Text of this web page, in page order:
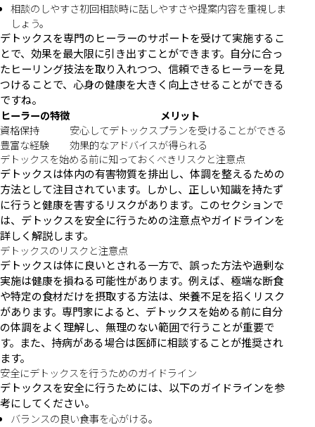
相談のしやすさ初回相談時に話しやすさや提案内容を重視しま
しょう。
デトックスを専門のヒーラーのサポートを受けて実施するこ
とで、効果を最大限に引き出すことができます。自分に合っ
たヒーリング技法を取り入れつつ、信頼できるヒーラーを見
つけることで、心身の健康を大きく向上させることができる
ですね。
ヒーラーの特徴
メリット
資格保持
安心してデトックスプランを受けることができる
豊富な経験
効果的なアドバイスが得られる
デトックスを始める前に知っておくべきリスクと注意点
デトックスは体内の有害物質を排出し、体調を整えるための
方法として注目されています。しかし、正しい知識を持たず
に行うと健康を害するリスクがあります。このセクションで
は、デトックスを安全に行うための注意点やガイドラインを
詳しく解説します。
デトックスのリスクと注意点
デトックスは体に良いとされる一方で、誤った方法や過剰な
実施は健康を損ねる可能性があります。例えば、極端な断食
や特定の食材だけを摂取する方法は、栄養不足を招くリスク
があります。専門家によると、デトックスを始める前に自分
の体調をよく理解し、無理のない範囲で行うことが重要で
す。また、持病がある場合は医師に相談することが推奨され
ます。
安全にデトックスを行うためのガイドライン
デトックスを安全に行うためには、以下のガイドラインを参
考にしてください。
バランスの良い食事を心がける。